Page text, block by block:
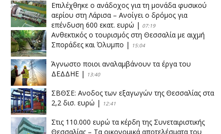
Επιλέχθηκε ο ανάδοχος για τη μονάδα φυσικού
αερίου στη Λάρισα – Ανοίγει ο δρόμος για
επένδυση 600 εκατ. ευρώ | 07:19
Ανθεκτικός ο τουρισμός στη Θεσσαλία με αιχμή
Σποράδες και Όλυμπο | 15:04
Άγνωστο ποιοι αναλαμβάνουν τα έργα του
ΔΕΔΔΗΕ | 13:40
ΣΒΘΣΕ: Aνοδος των εξαγωγών της Θεσσαλίας στα
2,2 δισ. ευρώ | 12:41
Στις 110.000 ευρώ τα κέρδη της Συνεταιριστικής
Θεσσαλίας – Τα οικονομικά αποτελέσματα του